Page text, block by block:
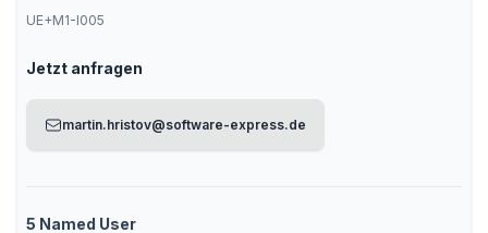
UE+M1-I005
Jetzt anfragen
martin.hristov@software-express.de
5 Named User